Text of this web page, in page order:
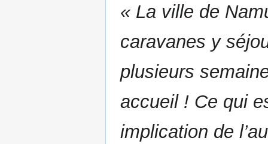
« La ville de
caravanes y
plusieurs
accueil ! Ce qui
implication de